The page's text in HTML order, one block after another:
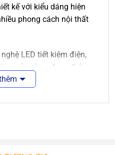
kế với kiểu dáng hiện
phong cách nội thất
LED tiết kiệm điện,
cảm ứng chạm thông
sử dụng đơn giản, linh